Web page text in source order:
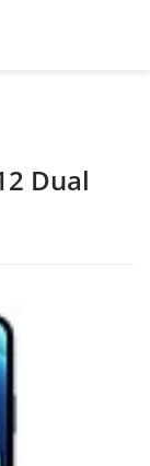
Dual